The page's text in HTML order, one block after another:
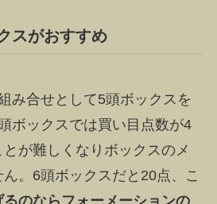
スがおすすめ
み合せとして5頭ボックスを
ボックスでは買い目点数が4
が難しくなりボックスのメ
。6頭ボックスだと20点、こ
のならフォーメーションの